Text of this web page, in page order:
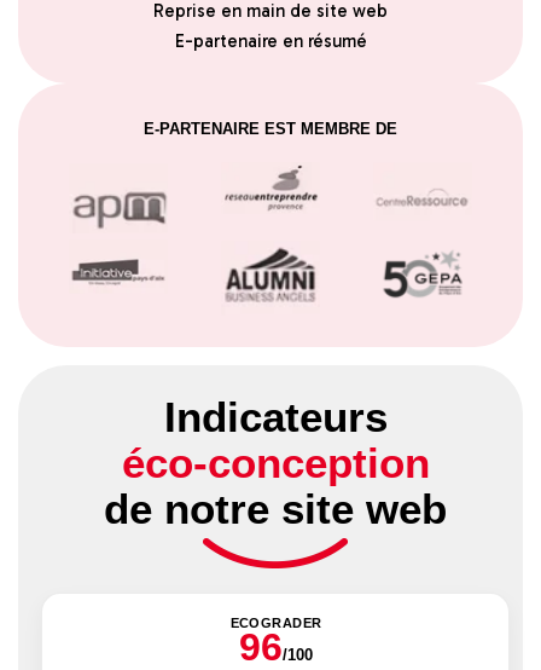
Reprise en main de site web
E-partenaire en résumé
E-PARTENAIRE EST MEMBRE DE
Indicateurs
éco-conception
de notre site web
ECOGRADER
96/100